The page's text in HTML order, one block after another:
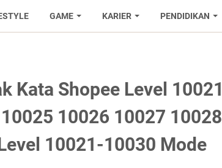
GAME KARIER PENDIDIKAN
Kata Shopee Level 10021
10026 10027 10028
10021-10030 Mode